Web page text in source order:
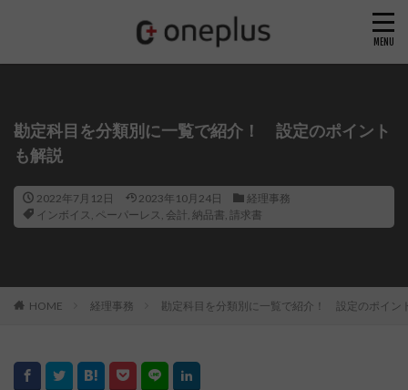
勘定科目を分類別に一覧で紹介！ 設定のポイント
も解説
2022年7月12日 2023年10月24日
経理事務
インボイス , ペーパーレス , 会計, 納品書 , 請求書
HOME 経理事務 勘定科目を分類別に一覧で紹介！ 設定のポイン